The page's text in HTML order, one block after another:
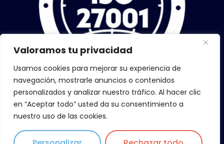
Valoramos tu privacidad
Usamos cookies para mejorar su experiencia de
navegación, mostrarle anuncios o contenidos
personalizados y analizar nuestro tráfico. Al hacer clic
en “Aceptar todo” usted da su consentimiento a
nuestro uso de las cookies.